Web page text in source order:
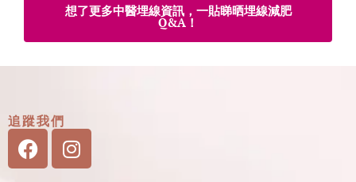
想了更多中醫埋線資訊，一貼睇晒埋線減肥
Q&A！
追蹤我們
FacebookInstagram